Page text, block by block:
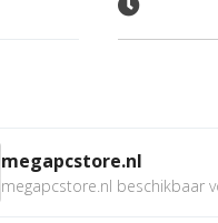
megapcstore.nl
megapcstore.nl beschikbaar